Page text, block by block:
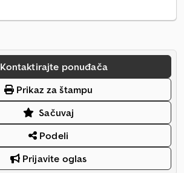
Kontaktirajte ponuđača
Prikaz za štampu
Sačuvaj
Podeli
Prijavite oglas